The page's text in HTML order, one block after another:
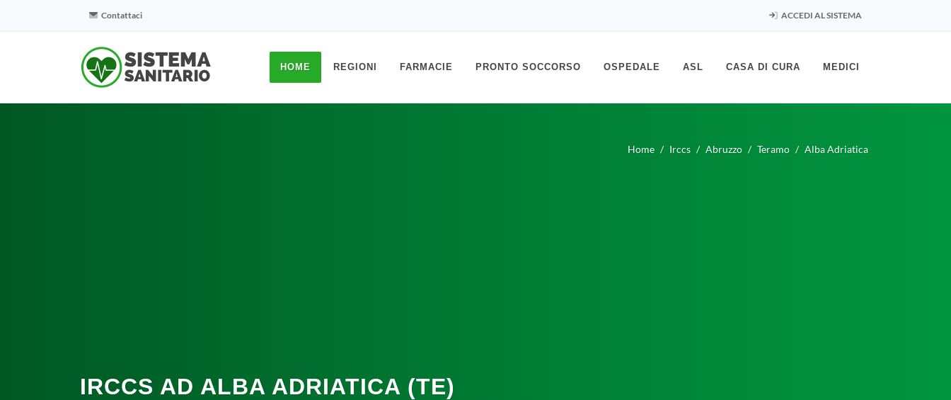
Contattaci ACCEDI AL SISTEMA
HOME REGIONI FARMACIE PRONTO SOCCORSO OSPEDALE ASL CASA DI CURA MEDICI
Home Irccs Abruzzo Teramo Alba Adriatica
IRCCS AD ALBA ADRIATICA (TE)